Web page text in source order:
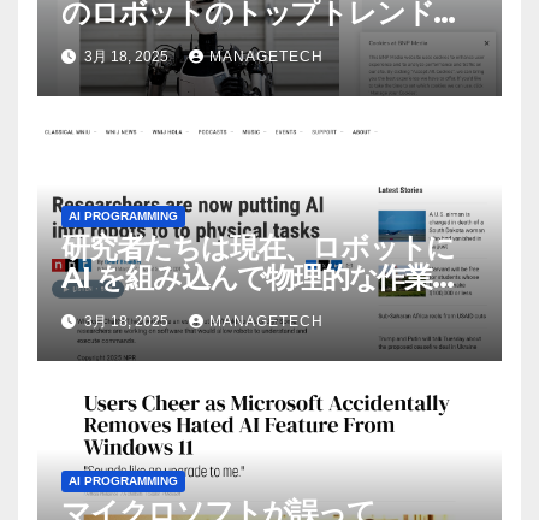
のロボットのトップトレンドに |
ASSEMBLY
3月 18, 2025 MANAGETECH
AI PROGRAMMING
研究者たちは現在、ロボットに
AI を組み込んで物理的な作業を
実行させている | ノーザン パブ
リック ラジオ: WNIJ および
WNIU
3月 18, 2025 MANAGETECH
AI PROGRAMMING
マイクロソフトが誤って